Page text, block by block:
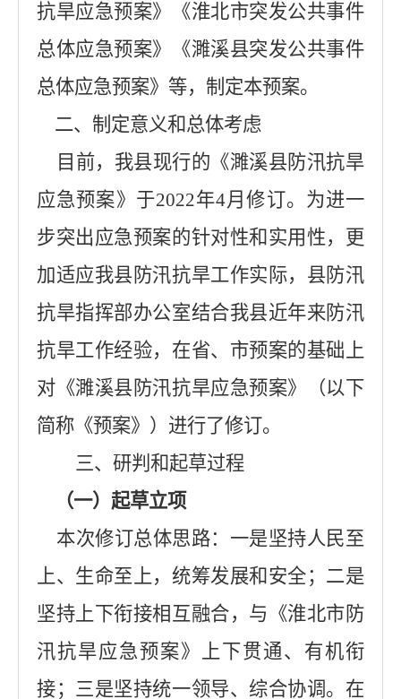
抗旱应急预案》《淮北市突发公共事件
总体应急预案》《濉溪县突发公共事件
总体应急预案》等，制定本预案。
二、制定意义和总体考虑
目前，我县现行的《濉溪县防汛抗旱
应急预案》 于2022年4月修订。为进一
步突出应急预案的针对性和实用性，更
加适应我县防汛抗旱工作实际，县防汛
抗旱指挥部办公室结合我县近年来防汛
抗旱工作经验，在省、市预案的基础上
对《濉溪县防汛抗旱应急预案》（以下
简称《预案》）进行了修订。
三、研判和起草过程
（一）起草立项
本次修订总体思路：一是坚持人民至
上、生命至上，统筹发展和安全；二是
坚持上下衔接相互融合，与《淮北市防
汛抗旱应急预案》上下贯通、有机衔
接；三是坚持统一领导、综合协调。在